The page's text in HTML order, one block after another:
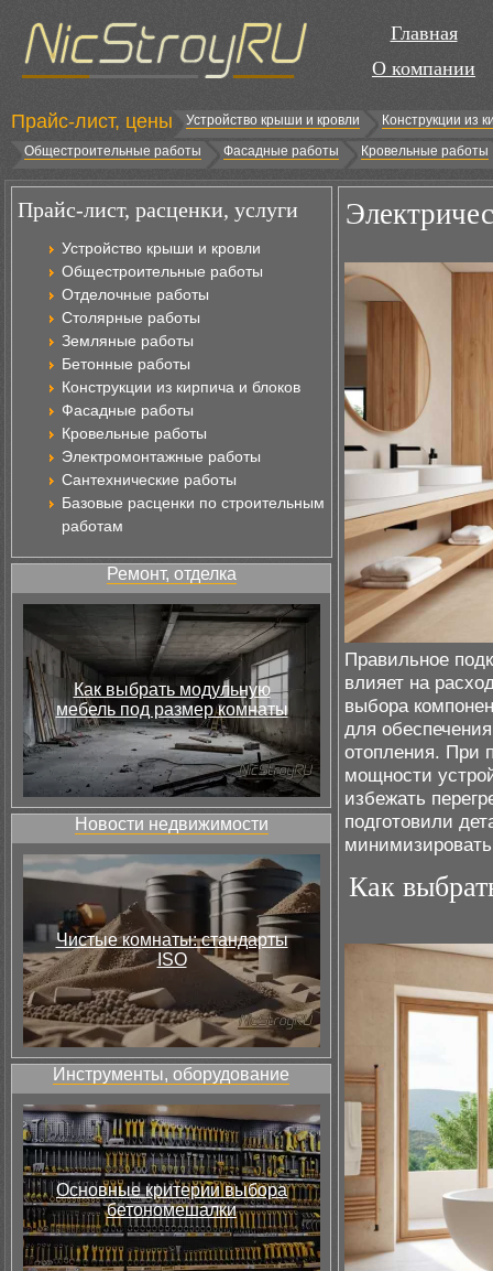
Главная
О компании
Прайс-лист, цены Устройство крыши и кровли
Конструкции из
Общестроительные работы
Фасадные работы Кровельные работы
Прайс-лист, расценки, услуги
Устройство крыши и кровли
Общестроительные работы
Отделочные работы
Столярные работы
Земляные работы
Бетонные работы
Конструкции из кирпича и блоков
Фасадные работы
Кровельные работы
Электромонтажные работы
Сантехнические работы
Базовые расценки по строительным
работам
Ремонт, отделка
Как выбрать модульную
мебель под размер комнаты
Новости недвижимости
Чистые комнаты: стандарты
ISO
Инструменты, оборудование
Основные критерии выбора
бетономешалки
Правильное
влияет на
выбора
для
отопления. При
мощности
избежать
подготовили
Как